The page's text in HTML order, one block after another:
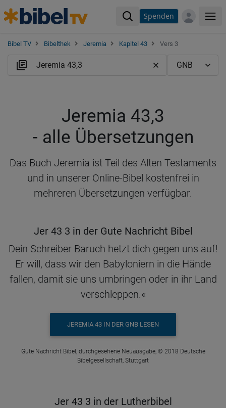
Spenden
Bibel TV Bibelthek Jeremia Kapitel 43 Vers 3
Jeremia 43,3
- alle Übersetzungen
Das Buch Jeremia ist Teil des Alten Testaments
und in unserer Online-Bibel kostenfrei in
mehreren Übersetzungen verfügbar.
Jer 43 3 in der Gute Nachricht Bibel
Dein Schreiber Baruch hetzt dich gegen uns auf!
Er will, dass wir den Babyloniern in die Hände
fallen, damit sie uns umbringen oder in ihr Land
verschleppen.«
JEREMIA 43 IN DER GNB LESEN
Gute Nachricht Bibel, durchgesehene Neuausgabe, © 2018 Deutsche
Bibelgesellschaft, Stuttgart
Jer 43 3 in der Lutherbibel